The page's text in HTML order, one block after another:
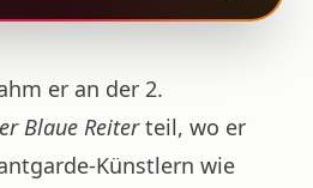
er an der 2.
Blaue Reiterteil, wo er
Künstlern wie